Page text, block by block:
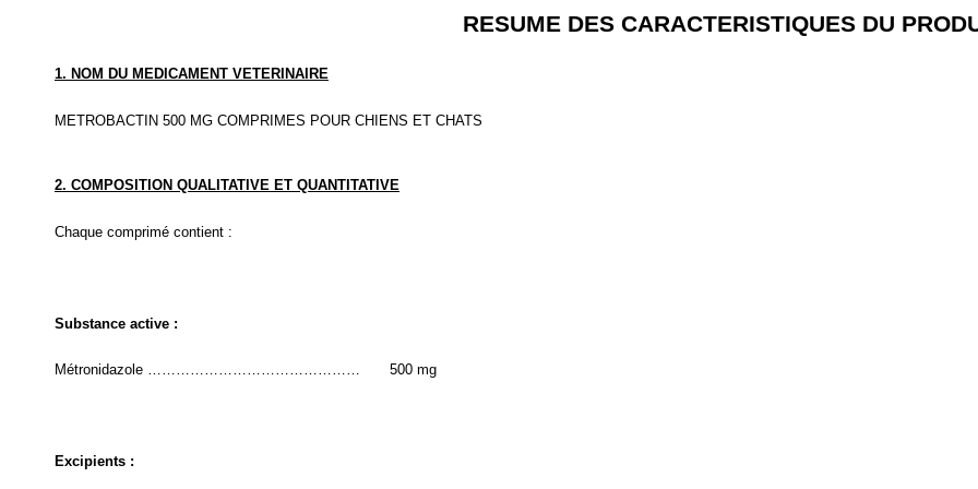
RESUME DES CARACTERISTIQUES DU
1. NOM DU MEDICAMENT VETERINAIRE
METROBACTIN 500 MG COMPRIMES POUR CHIENS ET CHATS
2. COMPOSITION QUALITATIVE ET QUANTITATIVE
Chaque comprimé contient :
Substance active :
Métronidazole ……………………………………… 500 mg
Excipients :